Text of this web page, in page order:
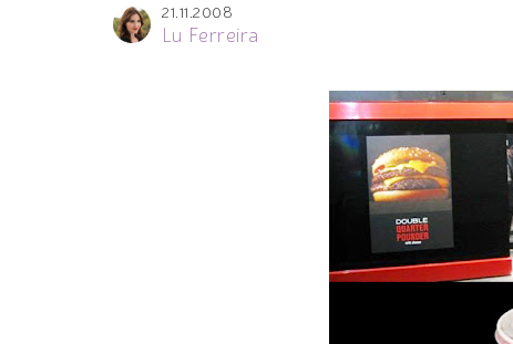
21.11.2008
Lu Ferreira